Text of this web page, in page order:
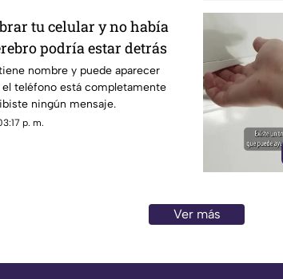
tu celular y no había
podría estar detrás
nombre y puede aparecer
teléfono está completamente
ningún mensaje.
p. m.
Ver más